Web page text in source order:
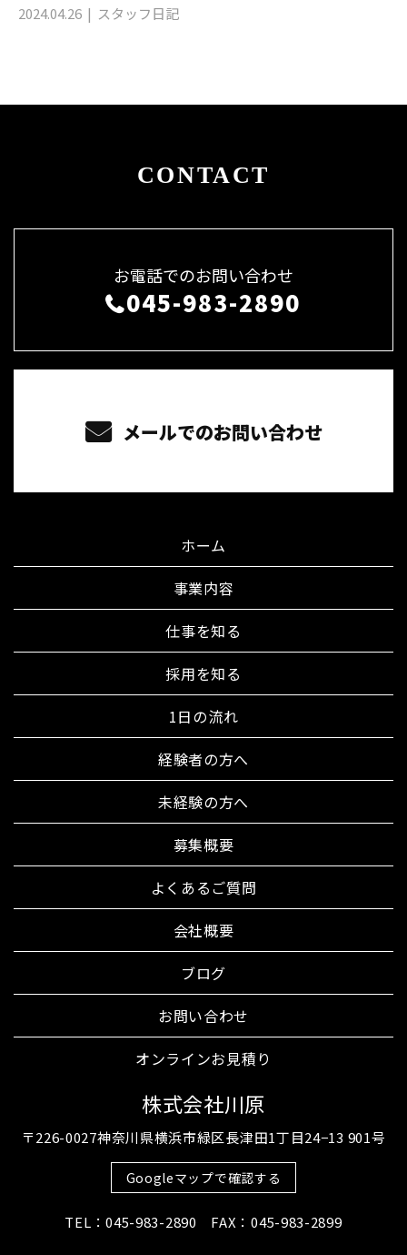
2024.04.26 スタッフ日記
CONTACT
お電話でのお問い合わせ
045-983-2890
メールでのお問い合わせ
ホーム
事業内容
仕事を知る
採用を知る
1日の流れ
経験者の方へ
未経験の方へ
募集概要
よくあるご質問
会社概要
ブログ
お問い合わせ
オンラインお見積り
株式会社川原
〒226-0027神奈川県横浜市緑区長津田1丁目24−13 901号
Googleマップで確認する
TEL：045-983-2890 FAX：045-983-2899